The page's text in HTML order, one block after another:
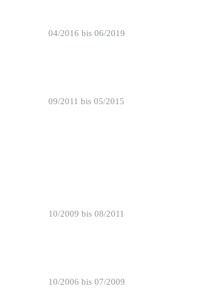
04/2016 bis 06/2019
09/2011 bis 05/2015
10/2009 bis 08/2011
10/2006 bis 07/2009